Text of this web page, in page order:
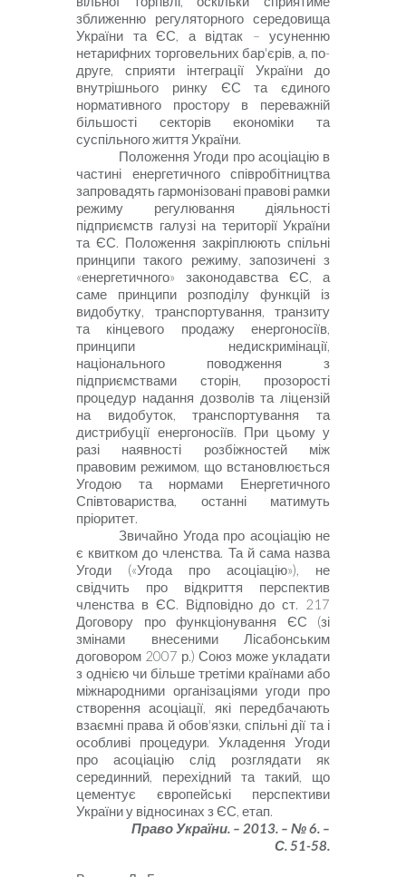
зближенню регуляторного середовища
України та ЄС, а відтак – усуненню
нетарифних торговельних бар'єрів, а, по-
друге, сприяти інтеграції України до
внутрішнього ринку ЄС та єдиного
нормативного простору в переважній
більшості секторів економіки та
суспільного життя України.
Положення Угоди про асоціацію в
частині енергетичного співробітни­цтва
запровадять гармонізовані правові рамки
режиму регулювання діяльності
підприємств галузі на території України
та ЄС. Положення закріплюють спільні
принципи такого режиму, запозичені з
«енергетичного» законодавства ЄС, а
саме принципи розподілу функцій із
видобутку, транспортування, транзиту
та кінцевого продажу енергоносіїв,
принципи недискримінації,
національного поводження з
підприємствами сторін, прозорості
процедур надання дозволів та ліцензій
на видобуток, транспортування та
дистрибуції енергоносіїв. При цьому у
разі наявності розбіжностей між
правовим режимом, що встановлюється
Угодою та нормами Енергетичного
Співтовариства, останні матимуть
пріоритет.
Звичайно Угода про асоціацію не
є квитком до членства. Та й сама назва
Угоди («Угода про асоціацію»), не
свідчить про відкриття перспектив
членства в ЄС. Відповідно до ст. 217
Договору про функціонування ЄС (зі
змінами внесеними Лісабонським
договором 2007 р.) Союз може укладати
з однією чи більше третіми країнами або
міжнародними організаціями угоди про
створення асоціації, які передбачають
взаємні права й обов'язки, спільні дії та і
особливі процедури. Укладення Угоди
про асоціа­цію слід розглядати як
серединний, перехідний та такий, що
цементує європейські перспективи
України у відносинах з ЄС, етап.
Право України. – 2013. – № 6. –
С. 51-58.